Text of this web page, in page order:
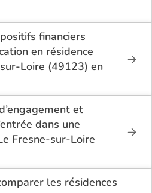
Certains services sont
monter le tarif.
seniors à Le Fresne-sur-
aux personnes autonomes
adapté, sécurisé et
d’avoir environ 60 ans ou
fixe ses conditions.
peuvent être
léger.
financiers
en résidence
Loire (49123) en
il est possible à Le
de bénéficier d’aides
personnalisée au
local, des aides
Il est conseillé de
la signature du bail.
et
dans une
Fresne-sur-Loire
seniors à Le Fresne-
un bail ou contrat de
les résidences